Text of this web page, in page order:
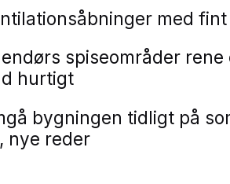
med
spiseområder
hurtigt
bygningen tidligt på
nye reder